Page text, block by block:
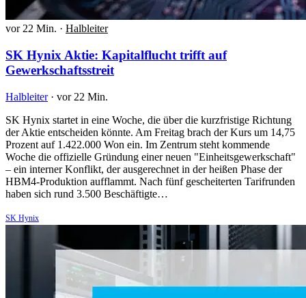
vor 22 Min. · Halbleiter
SK Hynix Aktie: Kapitalflucht trifft auf
Gewerkschaftsstreit
Halbleiter · vor 22 Min.
SK Hynix startet in eine Woche, die über die kurzfristige Richtung
der Aktie entscheiden könnte. Am Freitag brach der Kurs um 14,75
Prozent auf 1.422.000 Won ein. Im Zentrum steht kommende
Woche die offizielle Gründung einer neuen "Einheitsgewerkschaft"
– ein interner Konflikt, der ausgerechnet in der heißen Phase der
HBM4-Produktion aufflammt. Nach fünf gescheiterten Tarifrunden
haben sich rund 3.500 Beschäftigte…
SK Hynix